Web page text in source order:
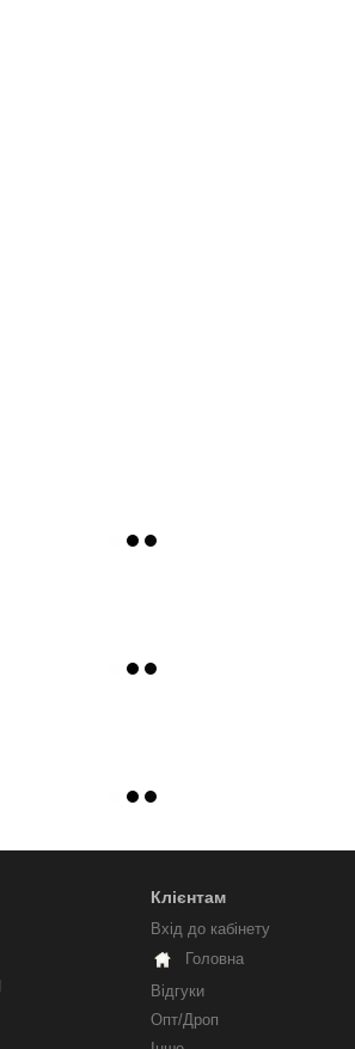
Клієнтам
Вхід до кабінету
Головна
Відгуки
Опт/Дроп